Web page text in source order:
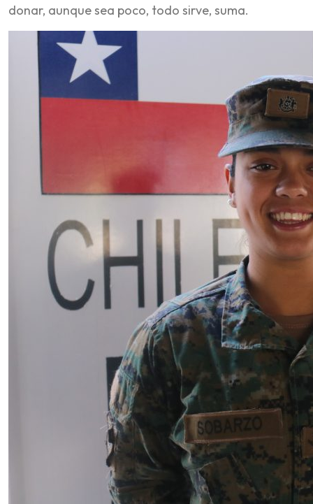
donar, aunque sea poco, todo sirve, suma.